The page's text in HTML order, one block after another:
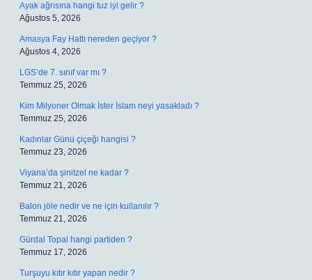
Ayak ağrısına hangi tuz iyi gelir ?
Ağustos 5, 2026
Amasya Fay Hattı nereden geçiyor ?
Ağustos 4, 2026
LGS’de 7. sınıf var mı ?
Temmuz 25, 2026
Kim Milyoner Olmak İster İslam neyi yasakladı ?
Temmuz 25, 2026
Kadınlar Günü çiçeği hangisi ?
Temmuz 23, 2026
Viyana’da şinitzel ne kadar ?
Temmuz 21, 2026
Balon jöle nedir ve ne için kullanılır ?
Temmuz 21, 2026
Gürdal Topal hangi partiden ?
Temmuz 17, 2026
Turşuyu kıtır kıtır yapan nedir ?